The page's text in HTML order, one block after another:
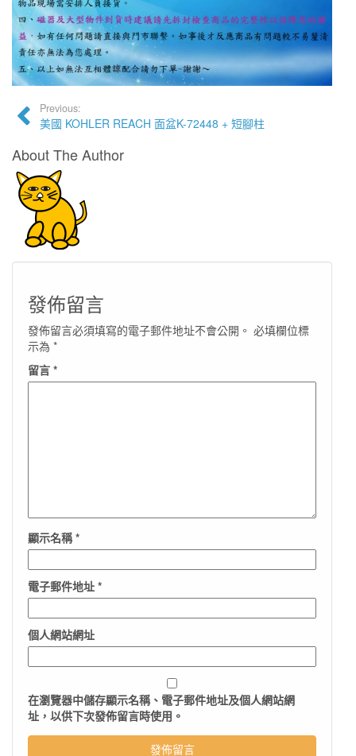
Previous:
美國 KOHLER REACH 面盆K-72448 + 短腳柱
About The Author
發佈留言
發佈留言必須填寫的電子郵件地址不會公開。 必填欄位標
示為 *
留言 *
顯示名稱*
電子郵件地址 *
個人網站網址
在瀏覽器中儲存顯示名稱、電子郵件地址及個人網站網
址，以供下次發佈留言時使用。